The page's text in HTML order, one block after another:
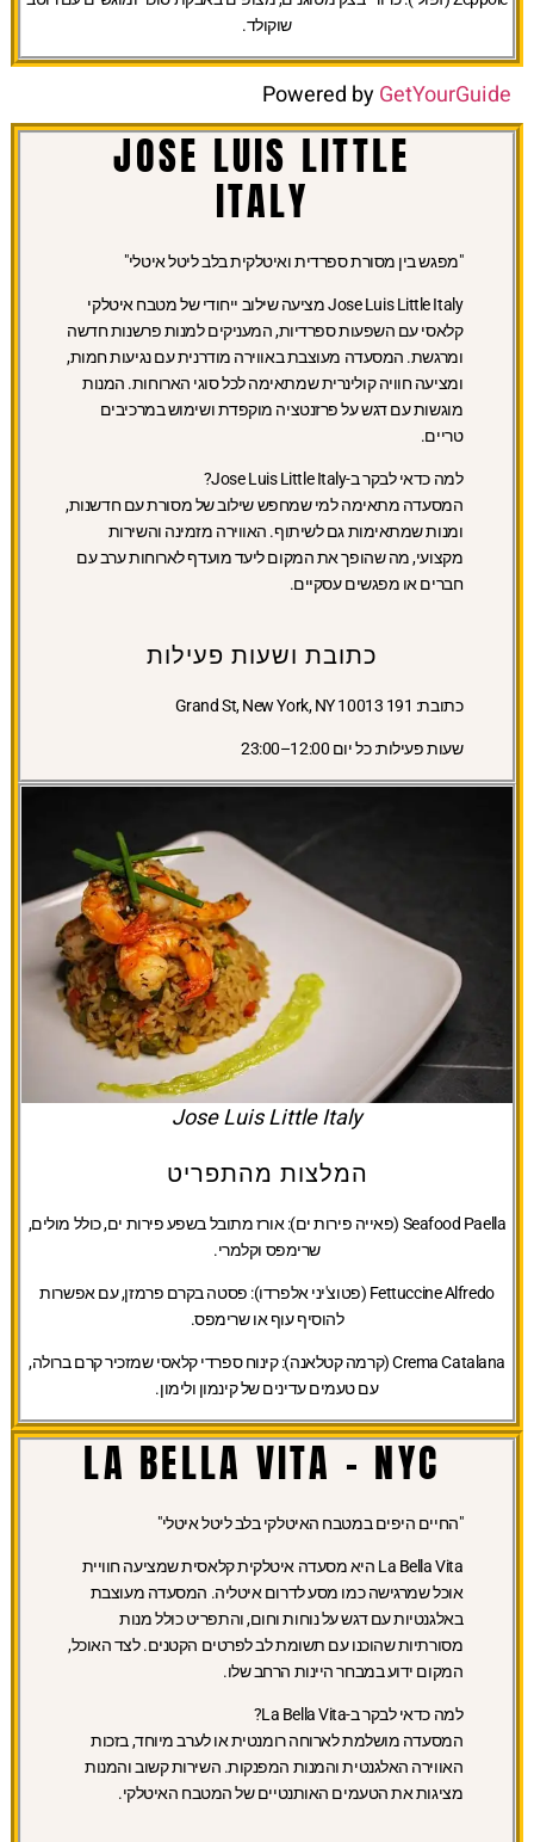
שוקולד.
Powered byGetYourGuide
JOSE LUIS LITTLE
ITALY
"מפגש בין מסורת ספרדית ואיטלקית בלב ליטל איטלי"
Jose Luis Little Italy מציעה שילוב ייחודי של מטבח איטלקי
קלאסי עם השפעות ספרדיות, המעניקים למנות פרשנות חדשה
ומרגשת. המסעדה מעוצבת באווירה מודרנית עם נגיעות חמות,
ומציעה חוויה קולינרית שמתאימה לכל סוגי הארוחות. המנות
מוגשות עם דגש על פרזנטציה מוקפדת ושימוש במרכיבים
טריים.
למה כדאי לבקר ב-Jose Luis Little Italy?
המסעדה מתאימה למי שמחפש שילוב של מסורת עם חדשנות,
ומנות שמתאימות גם לשיתוף. האווירה מזמינה והשירות
מקצועי, מה שהופך את המקום ליעד מועדף לארוחות ערב עם
חברים או מפגשים עסקיים.
כתובת ושעות פעילות
כתובת:
שעות פעילות:כל יום 12:00–23:00
Jose Luis Little Italy
המלצות מהתפריט
Seafood Paella (פאייה פירות ים):
אורז מתובל בשפע פירות ים, כולל מולים,
שרימפס וקלמרי.
Fettuccine Alfredo (פטוצ'יני אלפרדו):
פסטה בקרם פרמזן, עם אפשרות
להוסיף עוף או שרימפס.
Crema Catalana (קרמה קטלאנה):
קינוח ספרדי קלאסי שמזכיר קרם ברולה,
עם טעמים עדינים של קינמון ולימון.
LA BELLA VITA - NYC
"החיים היפים במטבח האיטלקי בלב ליטל איטלי"
La Bella Vita היא מסעדה איטלקית קלאסית שמציעה חוויית
אוכל שמרגישה כמו מסע לדרום איטליה. המסעדה מעוצבת
באלגנטיות עם דגש על נוחות וחום, והתפריט כולל מנות
מסורתיות שהוכנו עם תשומת לב לפרטים הקטנים. לצד האוכל,
המקום ידוע במבחר היינות הרחב שלו.
למה כדאי לבקר ב-La Bella Vita?
המסעדה מושלמת לארוחה רומנטית או לערב מיוחד, בזכות
האווירה האלגנטית והמנות המפנקות. השירות קשוב והמנות
מציגות את הטעמים האותנטיים של המטבח האיטלקי.